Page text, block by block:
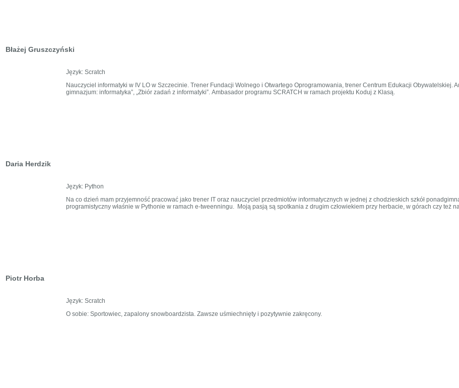
Błażej Gruszczyński
Język: Scratch
Nauczyciel informatyki w IV LO w Szczecinie. Trener Fundacji Wolnego i Otwartego Oprogramowania, trener Centrum Edukacji Obywatelskiej.
gimnazjum: informatyka”, „Zbiór zadań z informatyki”. Ambasador programu SCRATCH w ramach projektu Koduj z Klasą.
Daria Herdzik
Język: Python
Na co dzień mam przyjemność pracować jako trener IT oraz nauczyciel przedmiotów informatycznych w jednej z chodzieskich szkół
programistyczny właśnie w Pythonie w ramach e-tweenningu. Moją pasją są spotkania z drugim człowiekiem przy herbacie, w górach czy też
Piotr Horba
Język: Scratch
O sobie: Sportowiec, zapalony snowboardzista. Zawsze uśmiechnięty i pozytywnie zakręcony.